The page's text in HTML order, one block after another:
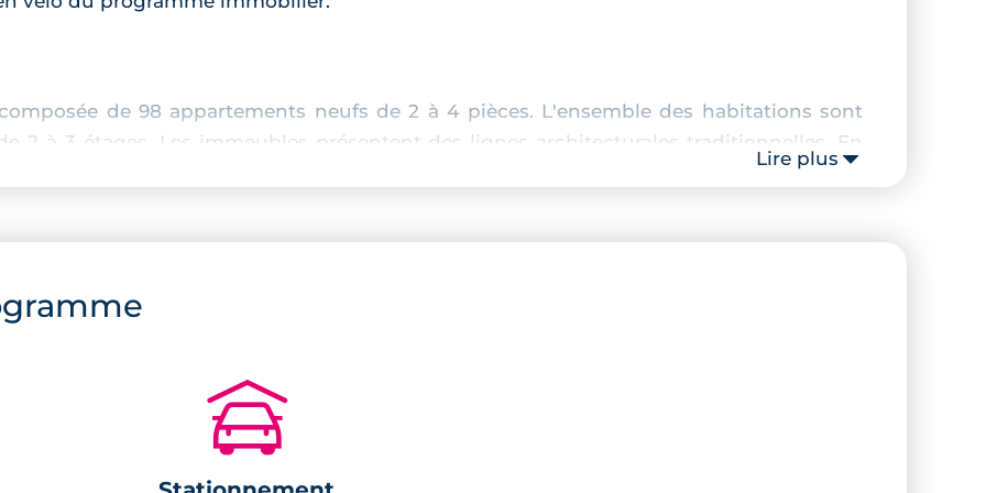
de 98 appartements neufs de 2 à 4 pièces. L'ensemble des habitations sont
2 à 3 étages. Les immeubles présentent des lignes architecturales traditionnelles. En
chaud et les toitures sont faites avec des petites tuiles de couleur rouge.
Lire plus
🚗